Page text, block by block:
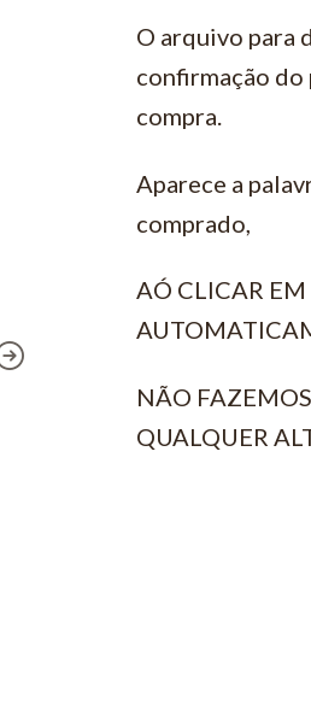
O arquivo para
confirmação do
compra.
Aparece a
comprado,
AÓ CLICAR
NÃO
QUALQUER